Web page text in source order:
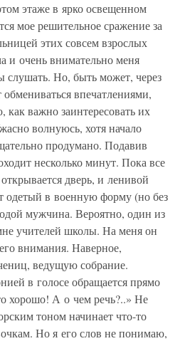
этаже в ярко освещенном
мое решительное сражение за
этих совсем взрослых
и очень внимательно меня
слушать. Но, быть может, через
впечатлениями,
важно заинтересовать их
волнуюсь, хотя начало
продумано. Подавив
несколько минут. Пока все
дверь, и ленивой
одетый в военную форму (но без
мужчина. Вероятно, один из
учителей школы. На меня он
внимания. Наверное,
ведущую собрание.
в голосе обращается прямо
хорошо! А о чем речь?..» Не
тоном начинает что-то
Но я его слов не понимаю,